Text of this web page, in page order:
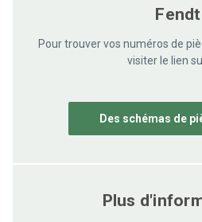
Fendt
Pour trouver vos numéros de
visiter le lien
Des schémas de
Plus